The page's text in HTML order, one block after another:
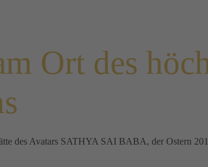
Ort des
des Avatars SATHYA SAI BABA, der Ostern